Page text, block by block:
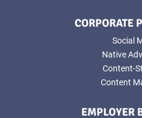
CORPORATE
Social
Native
Content-
Content
EMPLOYER